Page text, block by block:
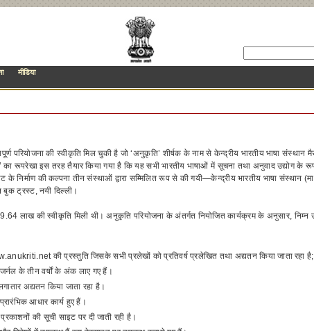
मीडिया
परियोजना की स्वीकृति मिल चुकी है जो ‘अनुकृति’ शीर्षक के नाम से केन्द्रीय भारतीय भाषा संस्थान
का रूपरेखा इस तरह तैयार किया गया है कि यह सभी भारतीय भाषाओं में सूचना तथा अनुवाद उद्योग के
निर्माण की कल्पना तीन संस्थाओं द्वारा सम्मिलित रूप से की गयी—केन्द्रीय भारतीय भाषा संस्थान
बुक ट्रस्ट, नयी दिल्ली।
लाख की स्वीकृति मिली थी। अनुकृति परियोजना के अंतर्गत नियोजित कार्यक्रम के अनुसार, निम्न
की प्रस्तुति जिसके सभी प्रलेखों को प्रतिवर्ष प्रलेखित तथा अद्यतन किया जाता रहा है;
के तीन वर्षों के अंक लाए गए हैं।
अद्यतन किया जाता रहा है।
आधार कार्य हुए हैं।
की सूची साइट पर दी जाती रही है।